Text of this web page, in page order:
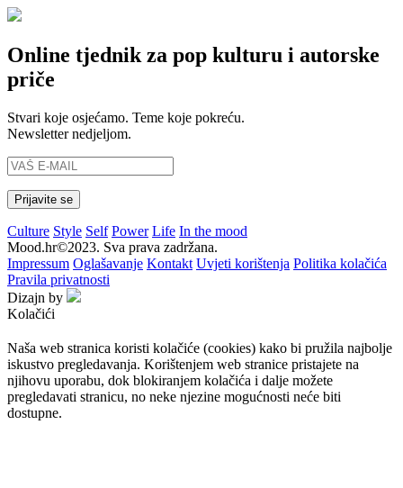
Online tjednik za pop kulturu i autorske
priče
Stvari koje osjećamo. Teme koje pokreću.
Newsletter nedjeljom.
Culture Style Self Power Life In the mood
Mood.hr©2023. Sva prava zadržana.
Impressum Oglašavanje Kontakt Uvjeti korištenja Politika kolačića
Pravila privatnosti
Dizajn by
Kolačići
Naša web stranica koristi kolačiće (cookies) kako bi pružila najbolje
iskustvo pregledavanja. Korištenjem web stranice pristajete na
njihovu uporabu, dok blokiranjem kolačića i dalje možete
pregledavati stranicu, no neke njezine mogućnosti neće biti
dostupne.